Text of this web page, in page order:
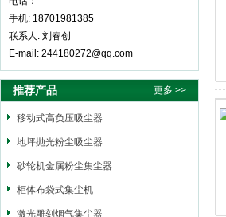
手机: 18701981385
联系人: 刘春创
E-mail: 244180272@qq.com
推荐产品 更多 >>
移动式高负压吸尘器
地坪抛光粉尘吸尘器
砂轮机金属粉尘集尘器
柜体布袋式集尘机
激光雕刻烟气集尘器